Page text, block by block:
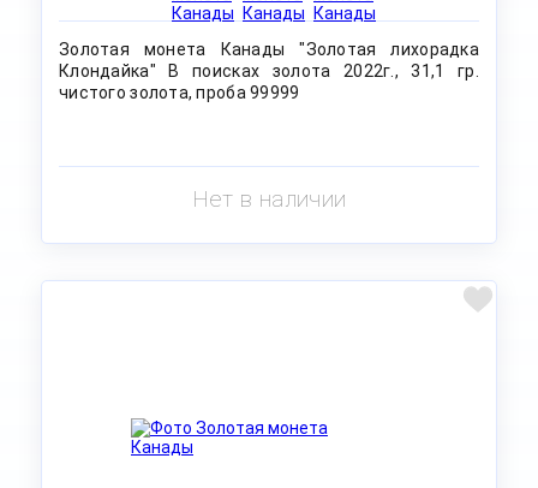
Золотая монета Канады "Золотая лихорадка
Клондайка" В поисках золота 2022г., 31,1 гр.
чистого золота, проба 99999
Нет в наличии